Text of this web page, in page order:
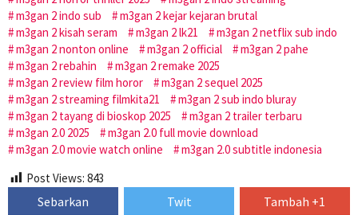
m3gan 2 indo sub
m3gan 2 kejar kejaran brutal
m3gan 2 kisah seram
m3gan 2 lk21
m3gan 2 netflix sub indo
m3gan 2 nonton online
m3gan 2 official
m3gan 2 pahe
m3gan 2 rebahin
m3gan 2 remake 2025
m3gan 2 review film horor
m3gan 2 sequel 2025
m3gan 2 streaming filmkita21
m3gan 2 sub indo bluray
m3gan 2 tayang di bioskop 2025
m3gan 2 trailer terbaru
m3gan 2.0 2025
m3gan 2.0 full movie download
m3gan 2.0 movie watch online
m3gan 2.0 subtitle indonesia
Post Views: 843
Sebarkan Twit
Tambah +1